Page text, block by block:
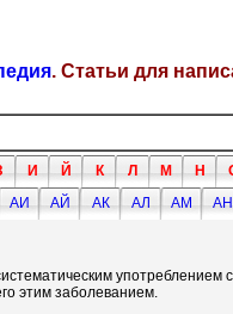
. Статьи для
И Й К Л М Н
АИ АЙ АК АЛ АМ АН
употреблением
этим заболеванием.